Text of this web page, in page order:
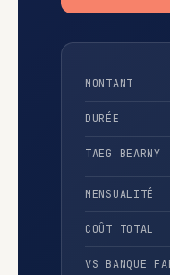
MONTANT
DURÉE
TAEG BEARNY
MENSUALITÉ
COÛT TOTAL
VS BANQUE